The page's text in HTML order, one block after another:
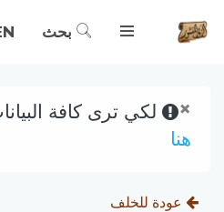
بحث
× لكي ترى كافة
هنا
عودة للخلف